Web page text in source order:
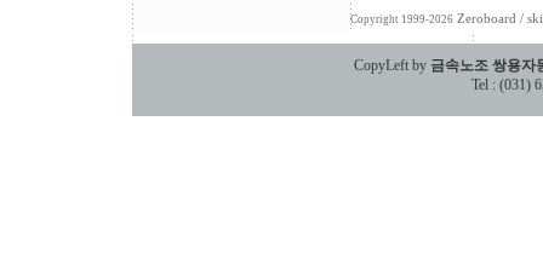
Copyright 1999-2026 Zeroboard /
CopyLeft by 금속노조 쌍용자
Tel : (031)